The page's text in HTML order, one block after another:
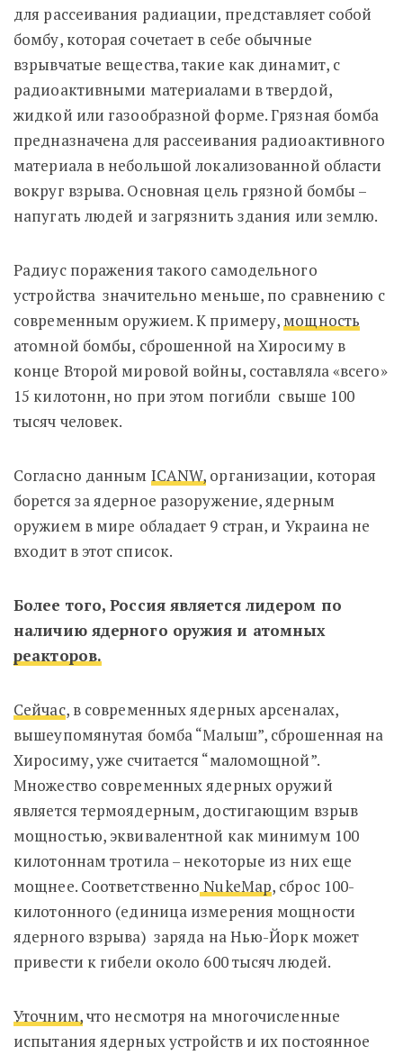
для рассеивания радиации, представляет собой
бомбу, которая сочетает в себе обычные
взрывчатые вещества, такие как динамит, с
радиоактивными материалами в твердой,
жидкой или газообразной форме. Грязная бомба
предназначена для рассеивания радиоактивного
материала в небольшой локализованной области
вокруг взрыва. Основная цель грязной бомбы –
напугать людей и загрязнить здания или землю.
Радиус поражения такого самодельного
устройства значительно меньше, по сравнению с
современным оружием. К примеру, мощность
атомной бомбы, сброшенной на Хиросиму в
конце Второй мировой войны, составляла «всего»
15 килотонн, но при этом погибли свыше 100
тысяч человек.
Согласно данным ICANW, организации, которая
борется за ядерное разоружение, ядерным
оружием в мире обладает 9 стран, и Украина не
входит в этот список.
Более того, Россия является лидером по
наличию ядерного оружия и атомных
реакторов.
Сейчас, в современных ядерных арсеналах,
вышеупомянутая бомба “Малыш”, сброшенная на
Хиросиму, уже считается “маломощной”.
Множество современных ядерных оружий
является термоядерным, достигающим взрыв
мощностью, эквивалентной как минимум 100
килотоннам тротила – некоторые из них еще
мощнее. Соответственно NukeMap, сброс 100-
килотонного (единица измерения мощности
ядерного взрыва) заряда на Нью-Йорк может
привести к гибели около 600 тысяч людей.
Уточним,что несмотря на многочисленные
испытания ядерных устройств и их постоянное